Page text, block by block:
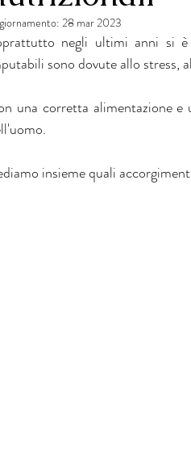
28 mar 2023
negli ultimi anni si
sono dovute allo stress,
una corretta alimentazione
insieme quali